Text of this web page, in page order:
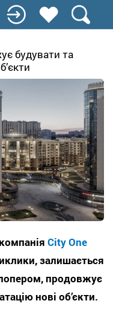
будувати та
City One
залишається
продовжує
нові об’єкти.